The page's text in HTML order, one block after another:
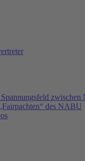
zwischen
des NABU